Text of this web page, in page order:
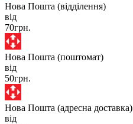
Нова Пошта (відділення)
від
70грн.
Нова Пошта (поштомат)
від
50грн.
Нова Пошта (адресна доставка)
від